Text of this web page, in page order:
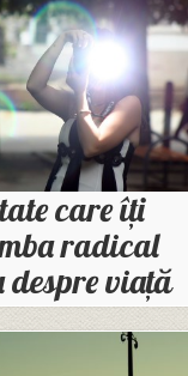
care îți
radical
despre viață